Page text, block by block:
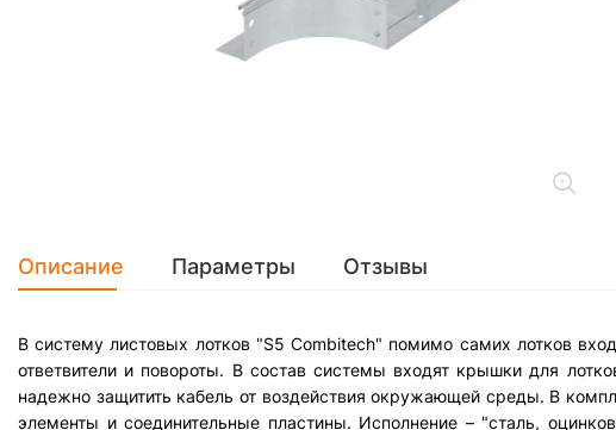
Описание Параметры Отзывы
В систему листовых лотков "S5 Combitech" помимо самих лотков
ответвители и повороты. В состав системы входят крышки для
надежно защитить кабель от воздействия окружающей среды. В
элементы и соединительные пластины. Исполнение – "сталь,